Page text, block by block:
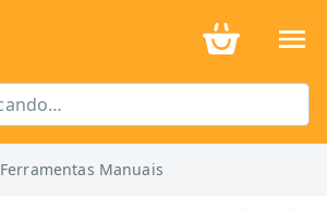
Ferramentas Manuais